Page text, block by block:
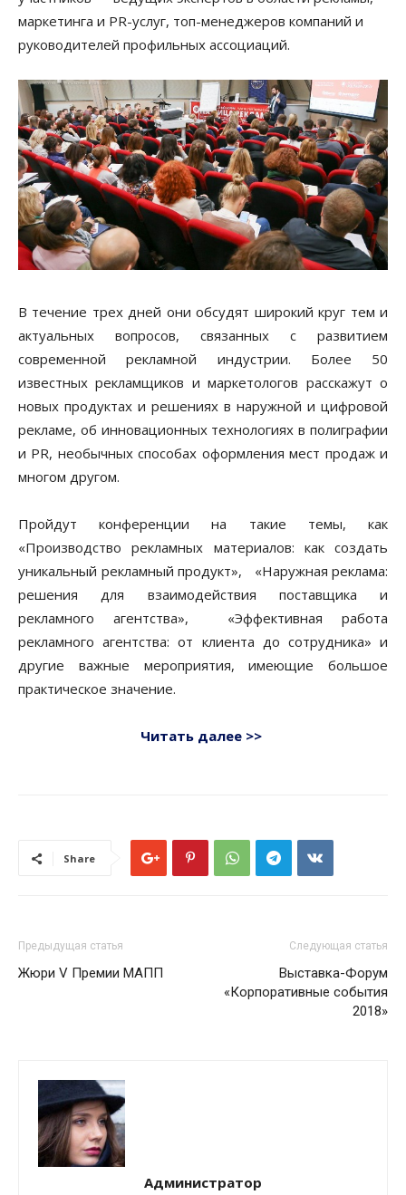
маркетинга и PR-услуг, топ-менеджеров компаний и
руководителей профильных ассоциаций.
В течение трех дней они обсудят широкий круг тем и
актуальных вопросов, связанных с развитием
современной рекламной индустрии. Более 50
известных рекламщиков и маркетологов расскажут о
новых продуктах и решениях в наружной и цифровой
рекламе, об инновационных технологиях в полиграфии
и PR, необычных способах оформления мест продаж и
многом другом.
Пройдут конференции на такие темы, как
«Производство рекламных материалов: как создать
уникальный рекламный продукт», «Наружная реклама:
решения для взаимодействия поставщика и
рекламного агентства», «Эффективная работа
рекламного агентства: от клиента до сотрудника» и
другие важные мероприятия, имеющие большое
практическое значение.
Читать далее >>
Share
Предыдущая статья
Жюри V Премии МАПП
Следующая статья
Выставка-Форум
«Корпоративные события
2018»
Администратор